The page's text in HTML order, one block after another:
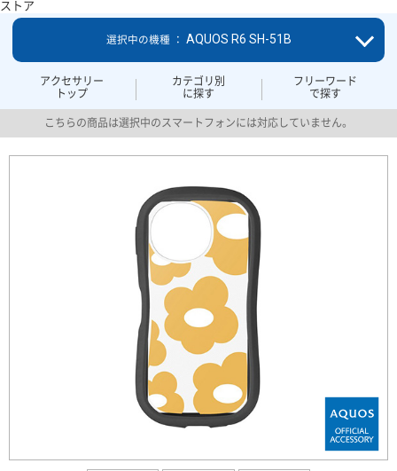
ストア
アクセサリー
トップ
カテゴリ別
に探す
フリーワード
で探す
選択中の機種 ： AQUOS R6 SH-51B
こちらの商品は選択中のスマートフォンには対応していません。